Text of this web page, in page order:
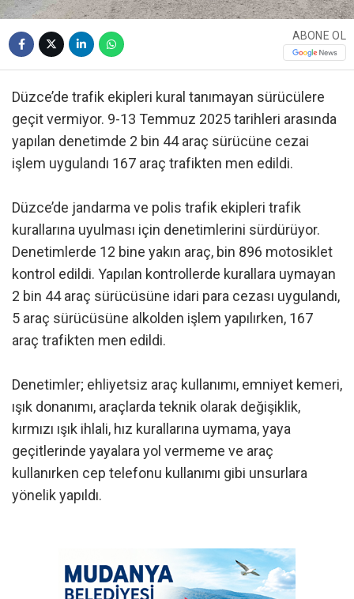
ABONE OL
Düzce’de trafik ekipleri kural tanımayan sürücülere
geçit vermiyor. 9-13 Temmuz 2025 tarihleri arasında
yapılan denetimde 2 bin 44 araç sürücüne cezai
işlem uygulandı 167 araç trafikten men edildi.
Düzce’de jandarma ve polis trafik ekipleri trafik
kurallarına uyulması için denetimlerini sürdürüyor.
Denetimlerde 12 bine yakın araç, bin 896 motosiklet
kontrol edildi. Yapılan kontrollerde kurallara uymayan
2 bin 44 araç sürücüsüne idari para cezası uygulandı,
5 araç sürücüsüne alkolden işlem yapılırken, 167
araç trafikten men edildi.
Denetimler; ehliyetsiz araç kullanımı, emniyet kemeri,
ışık donanımı, araçlarda teknik olarak değişiklik,
kırmızı ışık ihlali, hız kurallarına uymama, yaya
geçitlerinde yayalara yol vermeme ve araç
kullanırken cep telefonu kullanımı gibi unsurlara
yönelik yapıldı.